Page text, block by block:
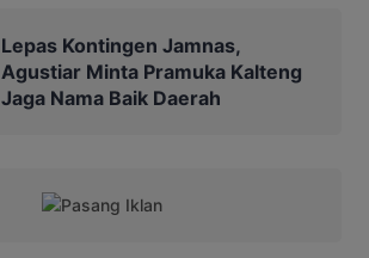
Lepas Kontingen Jamnas,
Agustiar Minta Pramuka Kalteng
Jaga Nama Baik Daerah